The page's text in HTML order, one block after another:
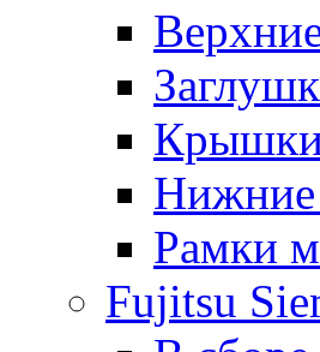
Нижние
Рамки
Fujitsu